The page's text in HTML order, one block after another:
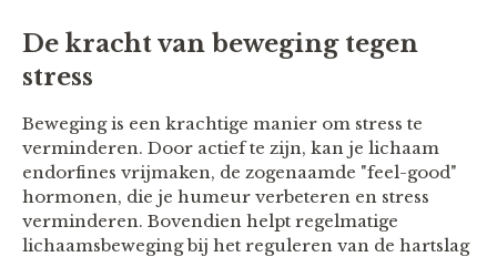
De kracht van beweging tegen
stress
Beweging is een krachtige manier om stress te
verminderen. Door actief te zijn, kan je lichaam
endorfines vrijmaken, de zogenaamde "feel-good"
hormonen, die je humeur verbeteren en stress
verminderen. Bovendien helpt regelmatige
lichaamsbeweging bij het reguleren van de hartslag